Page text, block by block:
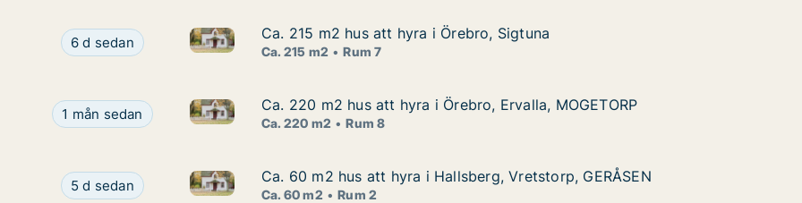
Ca. 215 m2 hus att hyra i Örebro, Sigtuna
6 d sedan Ca. 215 m2 hus att hyra i Örebro, Sigtuna
Ca. 215 m2 hus att hyra i Örebro, Sigtuna
Ca. 215 m2 hus att hyra i Örebro, Sigtuna
Ca. 215 m2 Rum 7
Ca. 220 m2 hus att hyra i Örebro, Ervalla, MOGETORP
1 mån sedan Ca. 220 m2 hus att hyra i Örebro, Ervalla, MOGETORP
Ca. 220 m2 hus att hyra i Örebro, Ervalla, MOGETORP
Ca. 220 m2 hus att hyra i Örebro, Ervalla, MOGETORP
Ca. 220 m2 Rum 8
Ca. 60 m2 hus att hyra i Hallsberg, Vretstorp, GERÅSEN
5 d sedan Ca. 60 m2 hus att hyra i Hallsberg, Vretstorp, GERÅSEN
Ca. 60 m2 hus att hyra i Hallsberg, Vretstorp, GERÅSEN
Ca. 60 m2 hus att hyra i Hallsberg, Vretstorp, GERÅSEN
Ca. 60 m2 Rum 2